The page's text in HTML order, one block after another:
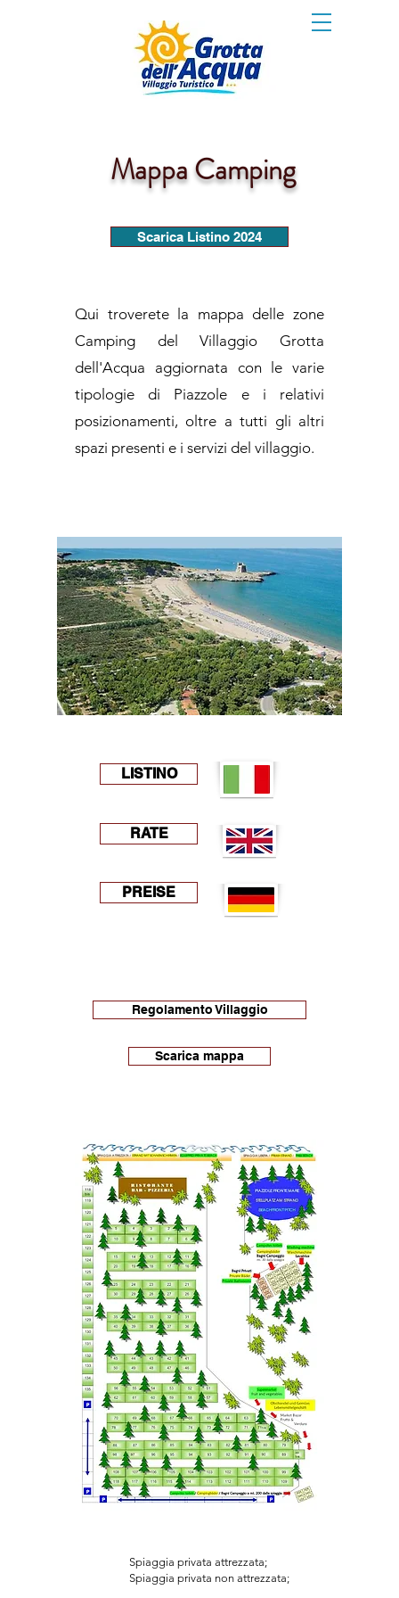
Mappa Camping
Scarica Listino 2024
Qui troverete la mappa delle zone
Camping del Villaggio Grotta
dell'Acqua aggiornata con le varie
tipologie di Piazzole e i relativi
posizionamenti, oltre a tutti gli altri
spazi presenti e i servizi del villaggio.
LISTINO
RATE
PREISE
Regolamento Villaggio
Scarica mappa
Spiaggia privata attrezzata;
Spiaggia privata non attrezzata;